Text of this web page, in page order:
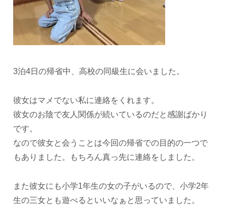
3泊4日の帰省中、高校の同級生に会いました。
彼女はマメでない私に連絡をくれます。
彼女のお陰で友人関係が続いているのだと感謝ばかり
です。
なので彼女と会うことは今回の帰省での目的の一つで
もありました。もちろん真っ先に連絡をしました。
また彼女にも小学1年生の女の子がいるので、小学2年
生の三女とも遊べるといいなぁと思っていました。